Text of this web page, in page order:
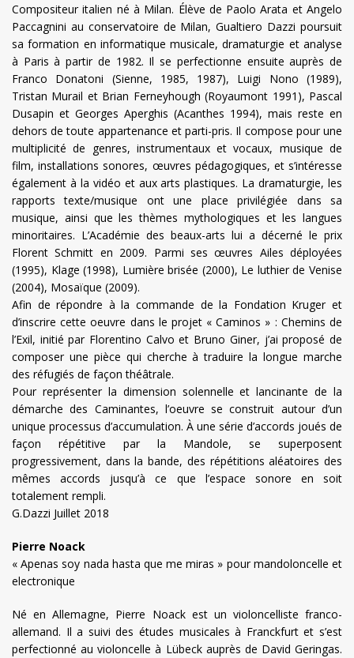
Compositeur italien né à Milan. Élève de Paolo Arata et Angelo
Paccagnini au conservatoire de Milan, Gualtiero Dazzi poursuit
sa formation en informatique musicale, dramaturgie et analyse
à Paris à partir de 1982. Il se perfectionne ensuite auprès de
Franco Donatoni (Sienne, 1985, 1987), Luigi Nono (1989),
Tristan Murail et Brian Ferneyhough (Royaumont 1991), Pascal
Dusapin et Georges Aperghis (Acanthes 1994), mais reste en
dehors de toute appartenance et parti-pris. Il compose pour une
multiplicité de genres, instrumentaux et vocaux, musique de
film, installations sonores, œuvres pédagogiques, et s’intéresse
également à la vidéo et aux arts plastiques. La dramaturgie, les
rapports texte/musique ont une place privilégiée dans sa
musique, ainsi que les thèmes mythologiques et les langues
minoritaires. L’Académie des beaux-arts lui a décerné le prix
Florent Schmitt en 2009. Parmi ses œuvres Ailes déployées
(1995), Klage (1998), Lumière brisée (2000), Le luthier de Venise
(2004), Mosaïque (2009).
Afin de répondre à la commande de la Fondation Kruger et
d’inscrire cette oeuvre dans le projet « Caminos » : Chemins de
l’Exil, initié par Florentino Calvo et Bruno Giner, j’ai proposé de
composer une pièce qui cherche à traduire la longue marche
des réfugiés de façon théâtrale.
Pour représenter la dimension solennelle et lancinante de la
démarche des Caminantes, l’oeuvre se construit autour d’un
unique processus d’accumulation. À une série d’accords joués de
façon répétitive par la Mandole, se superposent
progressivement, dans la bande, des répétitions aléatoires des
mêmes accords jusqu’à ce que l’espace sonore en soit
totalement rempli.
G.Dazzi Juillet 2018
Pierre Noack
« Apenas soy nada hasta que me miras » pour mandoloncelle et
electronique
Né en Allemagne, Pierre Noack est un violoncelliste franco-
allemand. Il a suivi des études musicales à Franckfurt et s’est
perfectionné au violoncelle à Lübeck auprès de David Geringas.